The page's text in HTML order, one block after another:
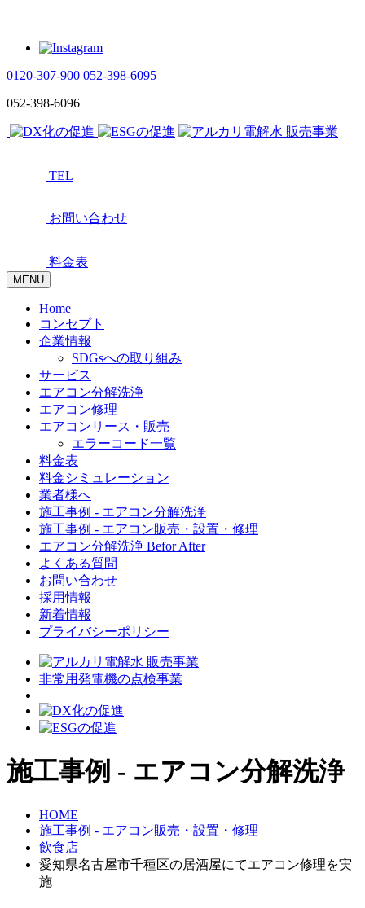
0120-307-900 052-398-6095
052-398-6096
TEL
お問い合わせ
料金表
MENU
Home
コンセプト
企業情報
SDGsへの取り組み
サービス
エアコン分解洗浄
エアコン修理
エアコンリース・販売
エラーコード一覧
料金表
料金シミュレーション
業者様へ
施工事例 - エアコン分解洗浄
施工事例 - エアコン販売・設置・修理
エアコン分解洗浄 Befor After
よくある質問
お問い合わせ
採用情報
新着情報
プライバシーポリシー
非常用発電機の点検事業
施工事例 - エアコン分解洗浄
HOME
施工事例 - エアコン販売・設置・修理
飲食店
愛知県名古屋市千種区の居酒屋にてエアコン修理を実
施